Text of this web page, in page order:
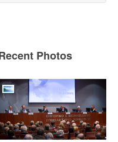
Photos